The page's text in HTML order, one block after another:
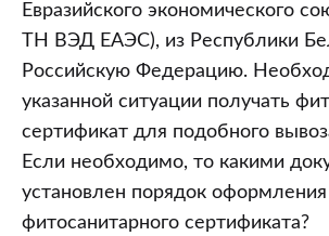
Евразийского экономического
ТН ВЭД ЕАЭС), из Республики
Российскую Федерацию.
указанной ситуации получать
сертификат для подобного
Если необходимо, то какими
установлен порядок оформления
фитосанитарного сертификата?